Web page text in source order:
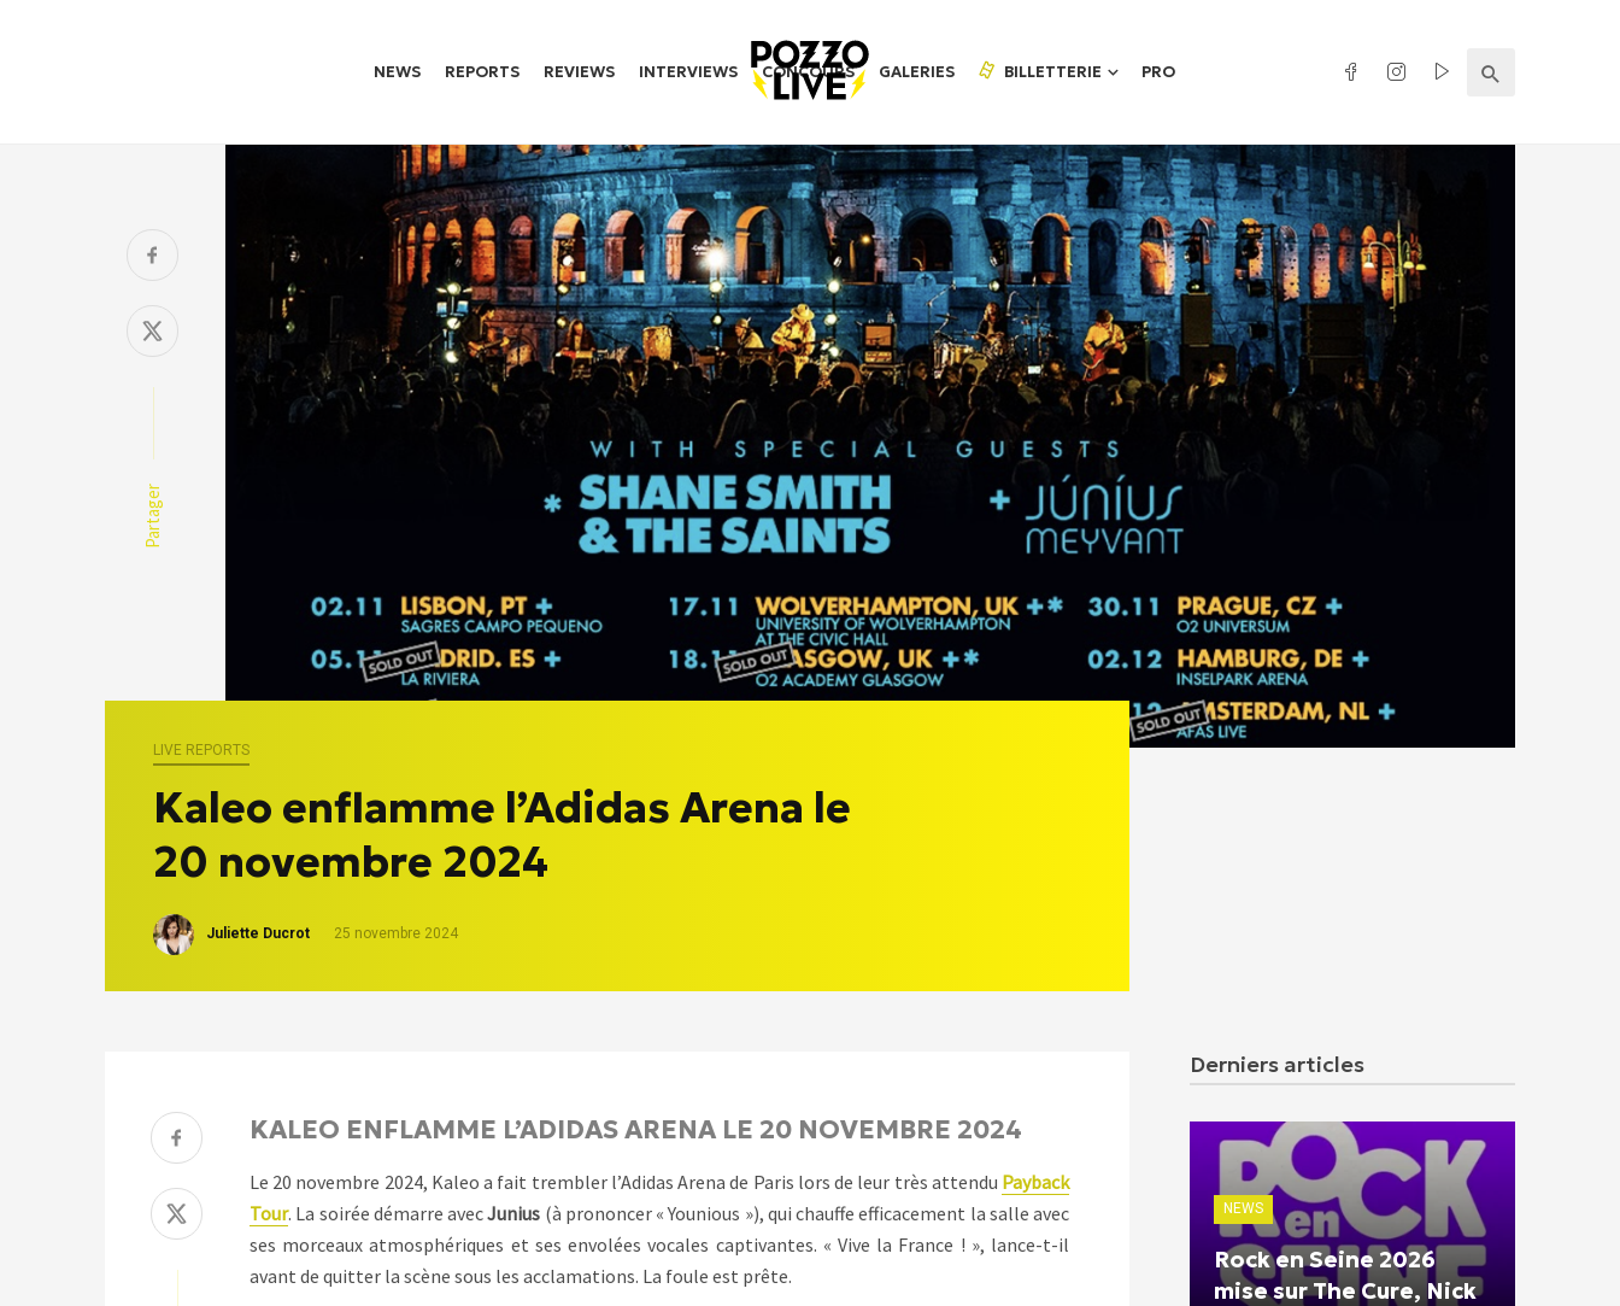
NEWS REPORTS REVIEWS INTERVIEWS CONCOURS GALERIES BILLETTERIE PRO
Partager
LIVE REPORTS
Kaleo enflamme l’Adidas Arena le
20 novembre 2024
Juliette Ducrot 25 novembre 2024
KALEO ENFLAMME L’ADIDAS ARENA LE 20 NOVEMBRE 2024
Le 20 novembre 2024, Kaleo a fait trembler l’Adidas Arena de Paris lors de leur très attendu Payback
Tour. La soirée démarre avecJunius (à prononcer « Younious »), qui chauffe efficacement la salle avec
ses morceaux atmosphériques et ses envolées vocales captivantes. « Vive la France ! », lance-t-il
avant de quitter la scène sous les acclamations. La foule est prête.
Derniers articles
NEWS
Rock en Seine 2026
mise sur The Cure, Nick